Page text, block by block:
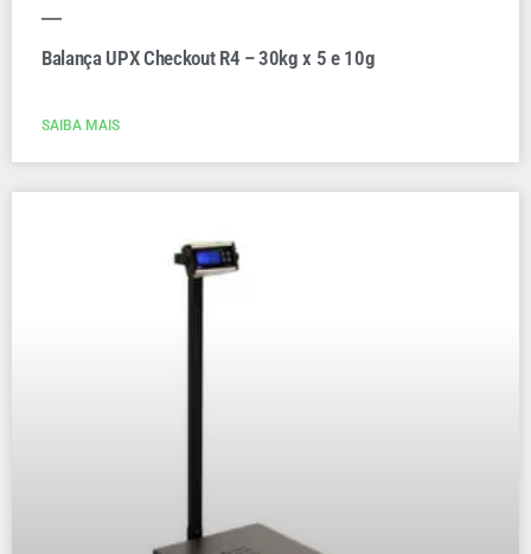
Balança UPX Checkout R4 – 30kg x 5 e 10g
SAIBA MAIS